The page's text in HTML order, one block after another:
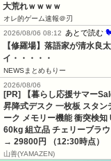
大荒れｗｗｗｗ
オレ的ゲーム速報＠刃
2026/08/06 08:12
あとで読む
【修羅場】落語家が清水良
イ・・・・・
NEWSまとめもりー
2026/08/06
[PR] 【暮らし応援サマー
昇降式デスク 一枚板 スタ
ーク メモリー機能 衝突検
60kg 組立品 チェリーブラ
→ 29800円 （12:30時点）
山善(YAMAZEN)